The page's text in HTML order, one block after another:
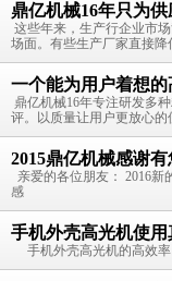
鼎亿机械16年只为
这些年来，生产行企业市
场面。有些生产厂家直接降
一个能为用户着想
鼎亿机械16年专注研发多
评。以质量让用户更放心的
2015鼎亿机械感谢有
亲爱的各位朋友： 2016新
感
手机外壳高光机使
手机外壳高光机的高效率